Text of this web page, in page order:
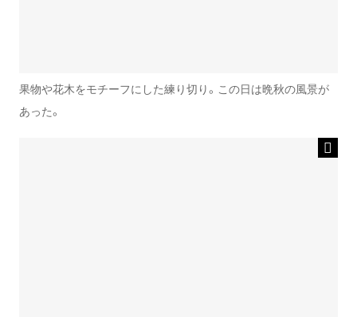
果物や花木をモチーフにした練り切り。この日は晩秋の風景が
あった。